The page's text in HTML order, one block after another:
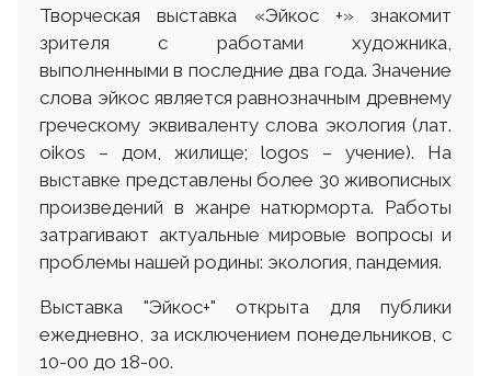
Творческая выставка «Эйкос +» знакомит
зрителя с работами художника,
выполненными в последние два года. Значение
слова эйкос является равнозначным древнему
греческому эквиваленту слова экология (лат.
оіkos – дом, жилище; logos – учение). На
выставке представлены более 30 живописных
произведений в жанре натюрморта. Работы
затрагивают актуальные мировые вопросы и
проблемы нашей родины: экология, пандемия.
Выставка "Эйкос+" открыта для публики
ежедневно, за исключением понедельников, с
10-00 до 18-00.